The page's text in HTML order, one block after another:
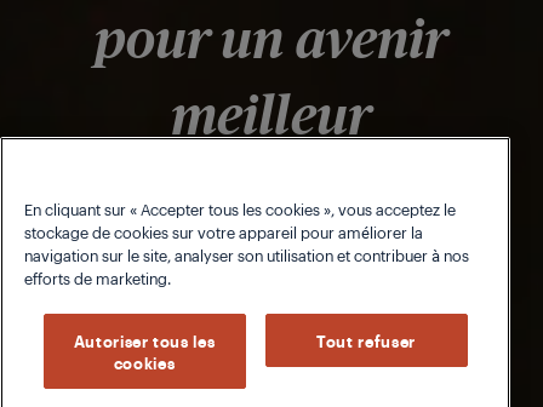
pour un avenir
meilleur
En savoir plus
En cliquant sur « Accepter tous les cookies », vous acceptez le
stockage de cookies sur votre appareil pour améliorer la
navigation sur le site, analyser son utilisation et contribuer à nos
efforts de marketing.
Autoriser tous les
cookies
Tout refuser